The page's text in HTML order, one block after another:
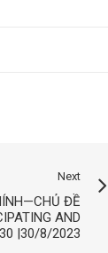
Next
ĐỀ
AND
|30/8/2023